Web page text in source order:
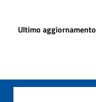
Ultimo aggiornamento